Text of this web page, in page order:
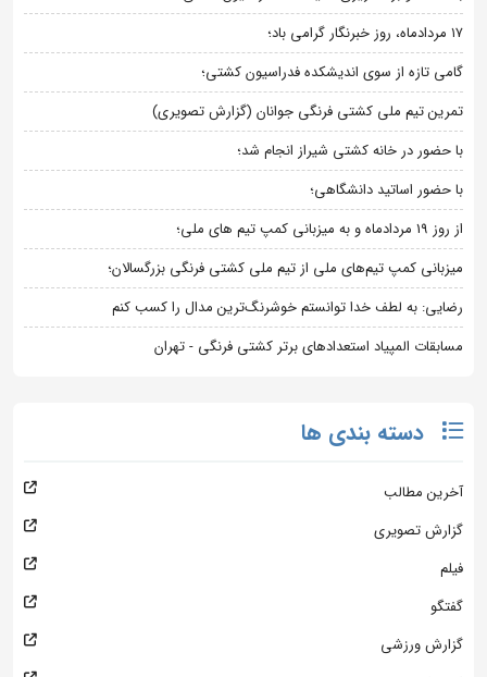
۱۷ مردادماه، روز خبرنگار گرامی باد؛
گامی تازه از سوی اندیشکده فدراسیون کشتی؛
تمرین تیم ملی کشتی فرنگی جوانان (گزارش تصویری)
با حضور در خانه کشتی شیراز انجام شد؛
با حضور اساتید دانشگاهی؛
از روز 19 مردادماه و به میزبانی کمپ تیم های ملی؛
میزبانی کمپ تیم‌های ملی از تیم ملی کشتی فرنگی بزرگسالان؛
رضایی: به لطف خدا توانستم خوشرنگ‌ترین مدال را کسب کنم
مسابقات المپیاد استعدادهای برتر کشتی فرنگی - تهران
دسته بندی ها
آخرین مطالب
گزارش تصویری
فیلم
گفتگو
گزارش ورزشی